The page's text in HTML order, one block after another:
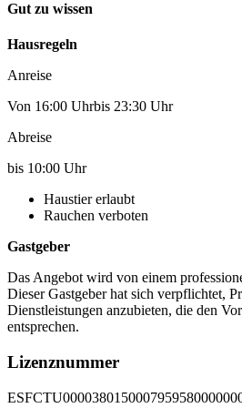
Gut zu wissen
Hausregeln
Anreise
Von 16:00 Uhrbis 23:30 Uhr
Abreise
bis 10:00 Uhr
Haustier erlaubt
Rauchen verboten
Gastgeber
Das Angebot wird von einem
Dieser Gastgeber hat sich verpflichtet,
Dienstleistungen anzubieten, die den
entsprechen.
Lizenznummer